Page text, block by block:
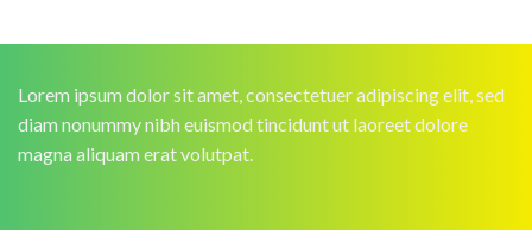
Lorem ipsum dolor sit amet, consectetuer adipiscing elit, sed
diam nonummy nibh euismod tincidunt ut laoreet dolore
magna aliquam erat volutpat.